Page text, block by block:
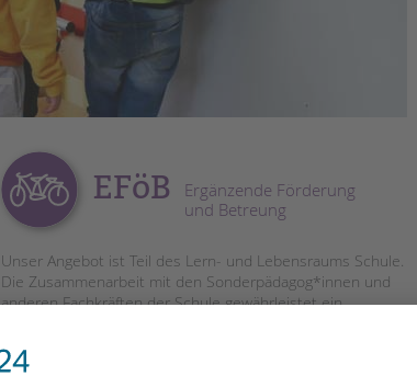
EFöB
Ergänzende Förderung
und Betreung
Unser Angebot ist Teil des Lern- und Lebensraums Schule.
Die Zusammenarbeit mit den Sonderpädagog*innen und
anderen Fachkräften der Schule gewährleistet ein